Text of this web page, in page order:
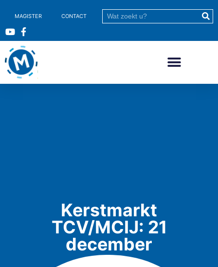
MAGISTER CONTACT
Kerstmarkt
TCV/MCIJ: 21
december